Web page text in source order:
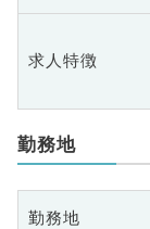
求人特徴
勤務地
勤務地